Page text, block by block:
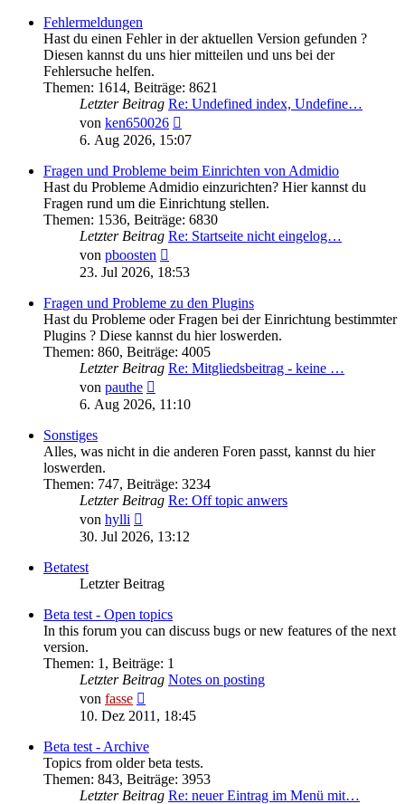
Fehlermeldungen
Hast du einen Fehler in der aktuellen Version gefunden ?
Diesen kannst du uns hier mitteilen und uns bei der
Fehlersuche helfen.
Themen: 1614, Beiträge: 8621
Letzter Beitrag Re: Undefined index, Undefine…
von ken650026
Beitrag
6. Aug 2026, 15:07
Fragen und Probleme beim Einrichten von Admidio
Hast du Probleme Admidio einzurichten? Hier kannst du
Fragen rund um die Einrichtung stellen.
Themen: 1536, Beiträge: 6830
Letzter Beitrag Re: Startseite nicht eingelog…
von pboosten
Beitrag
23. Jul 2026, 18:53
Fragen und Probleme zu den Plugins
Hast du Probleme oder Fragen bei der Einrichtung bestimmter
Plugins ? Diese kannst du hier loswerden.
Themen: 860, Beiträge: 4005
Letzter Beitrag Re: Mitgliedsbeitrag - keine …
von pauthe
Beitrag
6. Aug 2026, 11:10
Sonstiges
Alles, was nicht in die anderen Foren passt, kannst du hier
loswerden.
Themen: 747, Beiträge: 3234
Letzter Beitrag Re: Off topic anwers
von hylli
Beitrag
30. Jul 2026, 13:12
Betatest
Letzter Beitrag
Beta test - Open topics
In this forum you can discuss bugs or new features of the next
version.
Themen: 1 , Beiträge: 1
Letzter Beitrag Notes on posting
von fasse
Beitrag
10. Dez 2011, 18:45
Beta test - Archive
Topics from older beta tests.
Themen: 843, Beiträge: 3953
Letzter Beitrag Re: neuer Eintrag im Menü mit…